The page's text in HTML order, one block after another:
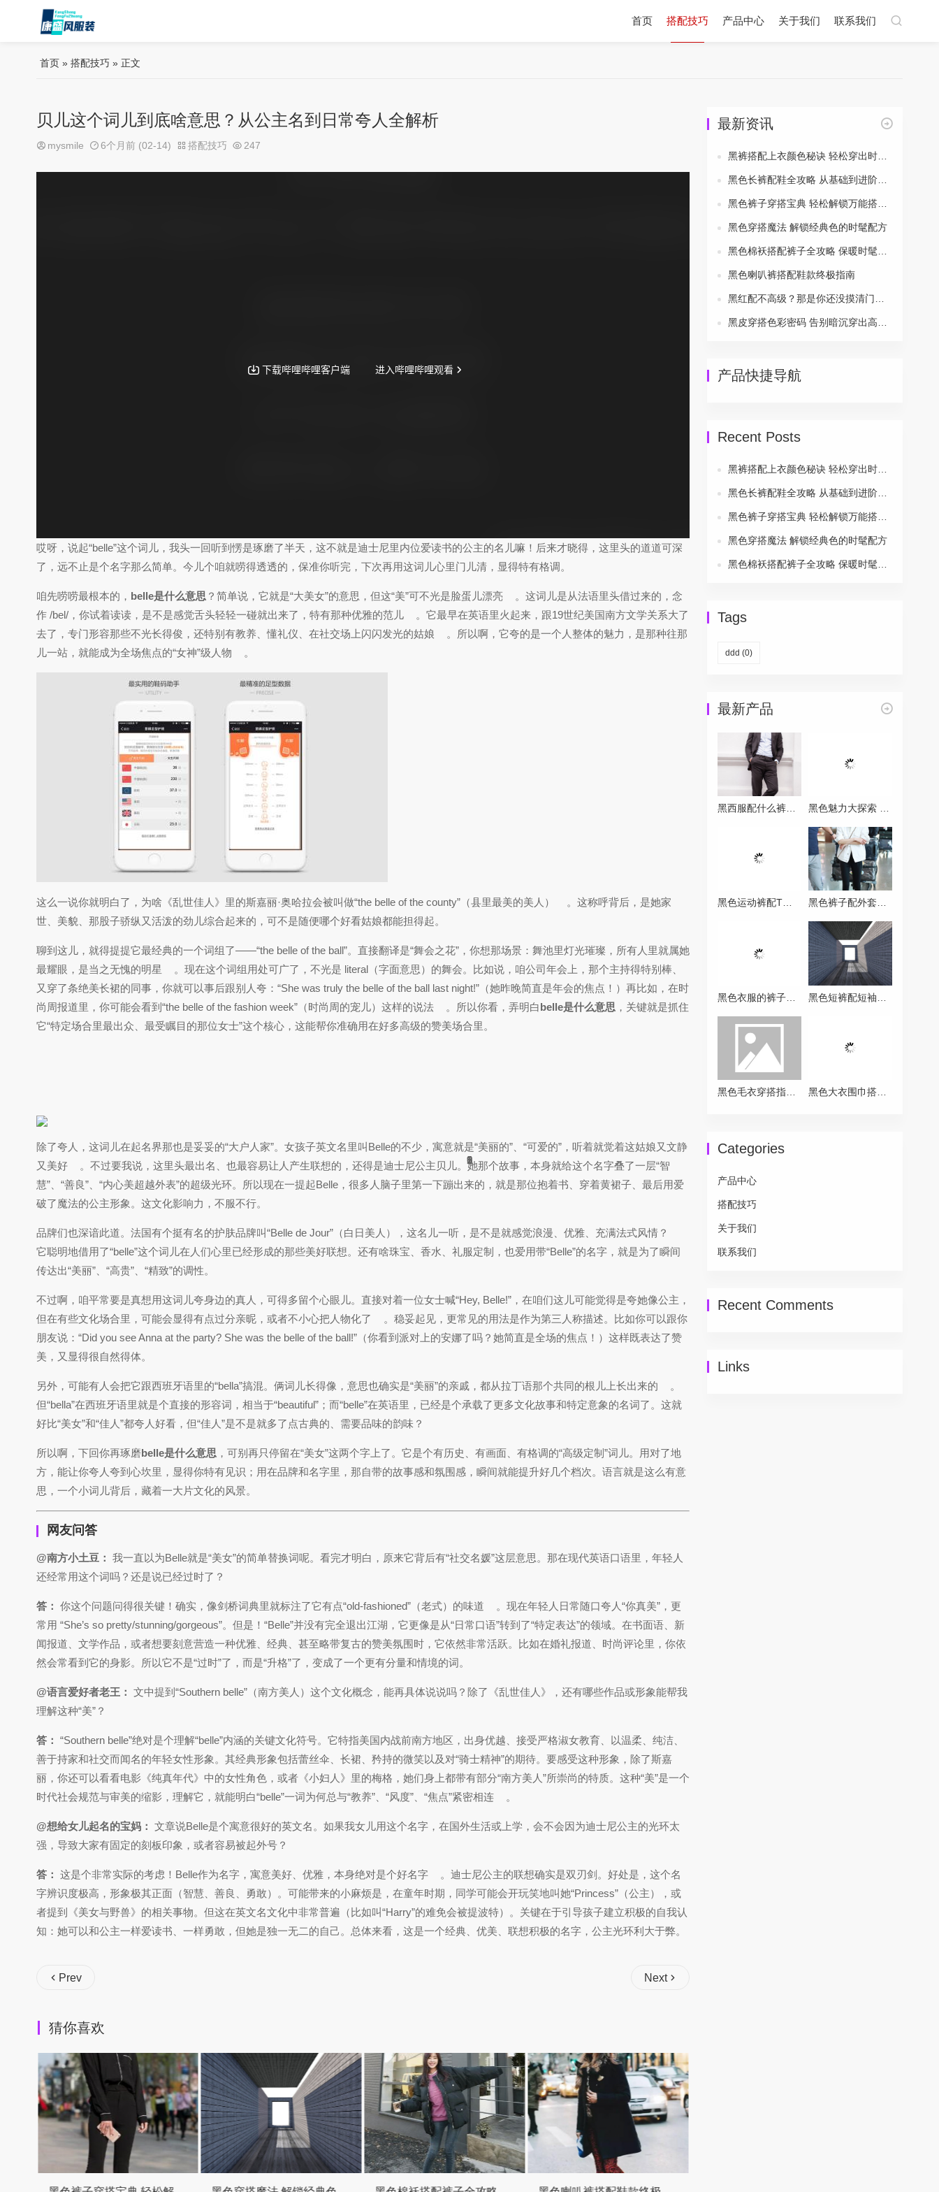
首页 搭配技巧 产品中心 关于我们 联系我们
首页 » 搭配技巧 » 正文
贝儿这个词儿到底啥意思？从公主名到日常夸人全解析
mysmile 6个月前 (02-14) 搭配技巧 247
哎呀，说起“belle”这个词儿，我头一回听到愣是琢磨了半天，这不就是迪士尼里内位爱读书的公主的名儿嘛！后来才晓得，这里头的道道可深
了，远不止是个名字那么简单。今儿个咱就唠得透透的，保准你听完，下次再用这词儿心里门儿清，显得特有格调。
咱先唠唠最根本的， belle是什么意思 ？简单说，它就是“大美女”的意思，但这“美”可不光是脸蛋儿漂亮
1
。这词儿是从法语里头借过来的，念
作 /bel/，你试着读读，是不是感觉舌头轻轻一碰就出来了，特有那种优雅的范儿
1
。它最早在英语里火起来，跟19世纪美国南方文学关系大了
去了，专门形容那些不光长得俊，还特别有教养、懂礼仪、在社交场上闪闪发光的姑娘
1
。所以啊，它夸的是一个人整体的魅力，是那种往那
儿一站，就能成为全场焦点的“女神”级人物
6
。
这么一说你就明白了，为啥《乱世佳人》里的斯嘉丽·奥哈拉会被叫做“the belle of the county”（县里最美的美人）
1
。这称呼背后，是她家
世、美貌、那股子骄纵又活泼的劲儿综合起来的，可不是随便哪个好看姑娘都能担得起。
聊到这儿，就得提提它最经典的一个词组了——“the belle of the ball”。直接翻译是“舞会之花”，你想那场景：舞池里灯光璀璨，所有人里就属她
最耀眼，是当之无愧的明星
6
。现在这个词组用处可广了，不光是 literal（字面意思）的舞会。比如说，咱公司年会上，那个主持得特别棒、
又穿了条绝美长裙的同事，你就可以事后跟别人夸：“She was truly the belle of the ball last night!”（她昨晚简直是年会的焦点！）再比如，在时
尚周报道里，你可能会看到“the belle of the fashion week”（时尚周的宠儿）这样的说法
1
。所以你看，弄明白belle是什么意思 ，关键就是抓住
它“特定场合里最出众、最受瞩目的那位女士”这个核心，这能帮你准确用在好多高级的赞美场合里。
除了夸人，这词儿在起名界那也是妥妥的“大户人家”。女孩子英文名里叫Belle的不少，寓意就是“美丽的”、“可爱的”，听着就觉着这姑娘又文静
又美好
9
。不过要我说，这里头最出名、也最容易让人产生联想的，还得是迪士尼公主贝儿。她那个故事，本身就给这个名字叠了一层“智
慧”、“善良”、“内心美超越外表”的超级光环。所以现在一提起Belle，很多人脑子里第一下蹦出来的，就是那位抱着书、穿着黄裙子、最后用爱
破了魔法的公主形象。这文化影响力，不服不行。
品牌们也深谙此道。法国有个挺有名的护肤品牌叫“Belle de Jour”（白日美人），这名儿一听，是不是就感觉浪漫、优雅、充满法式风情？
1
它聪明地借用了“belle”这个词儿在人们心里已经形成的那些美好联想。还有啥珠宝、香水、礼服定制，也爱用带“Belle”的名字，就是为了瞬间
传达出“美丽”、“高贵”、“精致”的调性。
不过啊，咱平常要是真想用这词儿夸身边的真人，可得多留个心眼儿。直接对着一位女士喊“Hey, Belle!”，在咱们这儿可能觉得是夸她像公主，
但在有些文化场合里，可能会显得有点过分亲昵，或者不小心把人物化了
1
。稳妥起见，更常见的用法是作为第三人称描述。比如你可以跟你
朋友说：“Did you see Anna at the party? She was the belle of the ball!”（你看到派对上的安娜了吗？她简直是全场的焦点！）这样既表达了赞
美，又显得很自然得体。
另外，可能有人会把它跟西班牙语里的“bella”搞混。俩词儿长得像，意思也确实是“美丽”的亲戚，都从拉丁语那个共同的根儿上长出来的
2
。
但“bella”在西班牙语里就是个直接的形容词，相当于“beautiful”；而“belle”在英语里，已经是个承载了更多文化故事和特定意象的名词了。这就
好比“美女”和“佳人”都夸人好看，但“佳人”是不是就多了点古典的、需要品味的韵味？
所以啊，下回你再琢磨belle是什么意思 ，可别再只停留在“美女”这两个字上了。它是个有历史、有画面、有格调的“高级定制”词儿。用对了地
方，能让你夸人夸到心坎里，显得你特有见识；用在品牌和名字里，那自带的故事感和氛围感，瞬间就能提升好几个档次。语言就是这么有意
思，一个小词儿背后，藏着一大片文化的风景。
网友问答
@南方小土豆： 我一直以为Belle就是“美女”的简单替换词呢。看完才明白，原来它背后有“社交名媛”这层意思。那在现代英语口语里，年轻人
还经常用这个词吗？还是说已经过时了？
答： 你这个问题问得很关键！确实，像剑桥词典里就标注了它有点“old-fashioned”（老式）的味道
3
。现在年轻人日常随口夸人“你真美”，更
常用 “She’s so pretty/stunning/gorgeous”。但是！“Belle”并没有完全退出江湖，它更像是从“日常口语”转到了“特定表达”的领域。在书面语、新
闻报道、文学作品，或者想要刻意营造一种优雅、经典、甚至略带复古的赞美氛围时，它依然非常活跃。比如在婚礼报道、时尚评论里，你依
然会常看到它的身影。所以它不是“过时”了，而是“升格”了，变成了一个更有分量和情境的词。
@语言爱好者老王： 文中提到“Southern belle”（南方美人）这个文化概念，能再具体说说吗？除了《乱世佳人》，还有哪些作品或形象能帮我
理解这种“美”？
答： “Southern belle”绝对是个理解“belle”内涵的关键文化符号。它特指美国内战前南方地区，出身优越、接受严格淑女教育、以温柔、纯洁、
善于持家和社交而闻名的年轻女性形象。其经典形象包括蕾丝伞、长裙、矜持的微笑以及对“骑士精神”的期待。要感受这种形象，除了斯嘉
丽，你还可以看看电影《纯真年代》中的女性角色，或者《小妇人》里的梅格，她们身上都带有部分“南方美人”所崇尚的特质。这种“美”是一个
时代社会规范与审美的缩影，理解它，就能明白“belle”一词为何总与“教养”、“风度”、“焦点”紧密相连
1
。
@想给女儿起名的宝妈： 文章说Belle是个寓意很好的英文名。如果我女儿用这个名字，在国外生活或上学，会不会因为迪士尼公主的光环太
强，导致大家有固定的刻板印象，或者容易被起外号？
答： 这是个非常实际的考虑！Belle作为名字，寓意美好、优雅，本身绝对是个好名字
9
。迪士尼公主的联想确实是双刃剑。好处是，这个名
字辨识度极高，形象极其正面（智慧、善良、勇敢）。可能带来的小麻烦是，在童年时期，同学可能会开玩笑地叫她“Princess”（公主），或
者提到《美女与野兽》的相关事物。但这在英文名文化中非常普遍（比如叫“Harry”的难免会被提波特）。关键在于引导孩子建立积极的自我认
知：她可以和公主一样爱读书、一样勇敢，但她是独一无二的自己。总体来看，这是一个经典、优美、联想积极的名字，公主光环利大于弊。
Prev Next
猜你喜欢
最新资讯
黑色穿搭魔法 解锁经典色的时髦配方
黑色喇叭裤搭配鞋款终极指南
产品快捷导航
Recent Posts
黑色穿搭魔法 解锁经典色的时髦配方
Tags
ddd (0)
最新产品
黑色运动裤配T恤穿搭指南让你秒变潮流达人 黑色裤子配外套万能公式 穿对一件时髦一整季
Categories
产品中心
搭配技巧
关于我们
联系我们
Recent Comments
Links